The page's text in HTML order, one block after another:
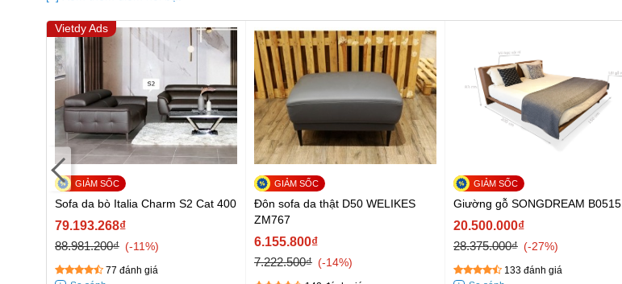
Vietdy Ads
Sofa da bò Italia Charm S2 Cat 400
79.193.268₫
88.981.200₫
-11%
77 đánh giá
Đôn sofa da thật D50 WELIKES
ZM767
6.155.800₫
7.222.500₫
-14%
Giường gỗ SONGDREAM B0515
20.500.000₫
28.375.000₫
-27%
133 đánh giá